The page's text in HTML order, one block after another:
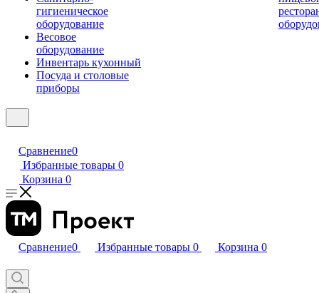
гигиеническое
оборудование
Весовое
оборудование
Инвентарь кухонный
Посуда и столовые
приборы
Сравнение0
Избранные товары 0
Корзина 0
Сравнение0 Избранные товары 0 Корзина 0